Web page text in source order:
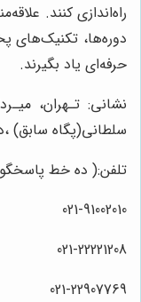
راه‌اندازی کنند.
دوره‌ها، تکنیک‌های
حرفه‌ای یاد بگیرند.
نشانی: تـهران،
سلطانی(پگاه سابق) ،ده
تلفن:( ده خط
021-91002010
021-22221208
021-22907769